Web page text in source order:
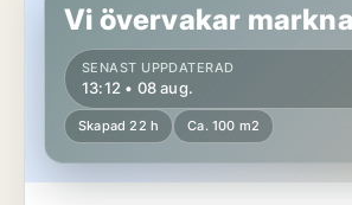
Vi övervakar
SENAST UPPDATERAD
13:12 • 08 aug.
Skapad 22 h Ca. 100 m2